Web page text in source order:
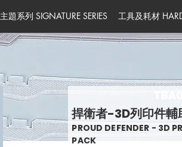
主題系列 SIGNATURE SERIES 工具及耗材
捍衛者-3D列印件輔
PROUD DEFENDER - 3D
PACK